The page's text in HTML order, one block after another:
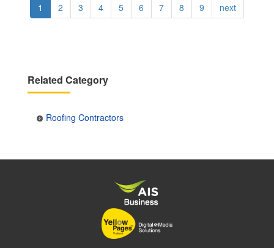
Current
page
1 Page
2 Page
3 Page
4 Page
5 Page
6 Page
7 Page
8 Page
9
Next
page
next
Related Category
Roofing Contractors